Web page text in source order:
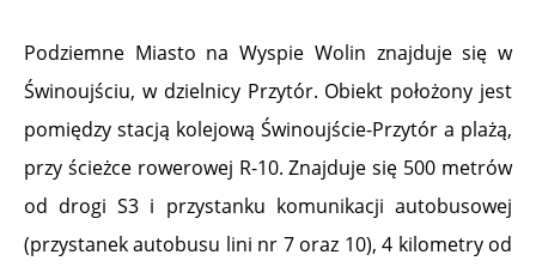
Podziemne Miasto na Wyspie Wolin znajduje się w
Świnoujściu, w dzielnicy Przytór. Obiekt położony jest
pomiędzy stacją kolejową Świnoujście-Przytór a plażą,
przy ścieżce rowerowej R-10. Znajduje się 500 metrów
od drogi S3 i przystanku komunikacji autobusowej
(przystanek autobusu lini nr 7 oraz 10), 4 kilometry od